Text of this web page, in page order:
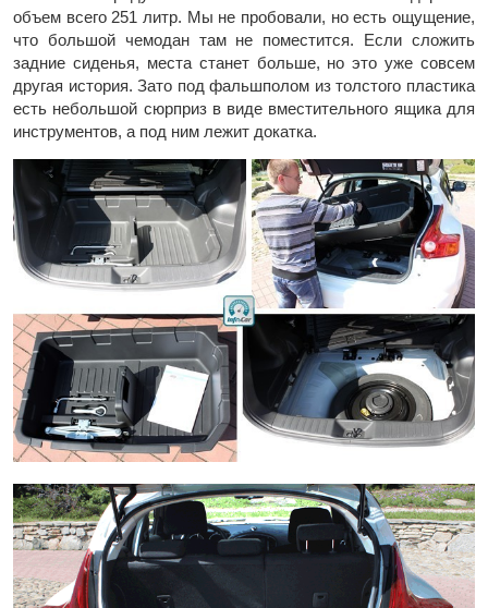
объем всего 251 литр. Мы не пробовали, но есть ощущение,
что большой чемодан там не поместится. Если сложить
задние сиденья, места станет больше, но это уже совсем
другая история. Зато под фальшполом из толстого пластика
есть небольшой сюрприз в виде вместительного ящика для
инструментов, а под ним лежит докатка.